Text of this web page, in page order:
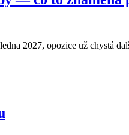
2027, opozice už chystá